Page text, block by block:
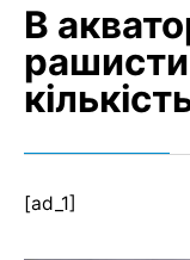
В
[ad_1]